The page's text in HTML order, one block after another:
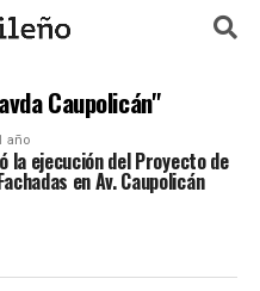
Caupolicán"
año
la ejecución del Proyecto de
en Av. Caupolicán